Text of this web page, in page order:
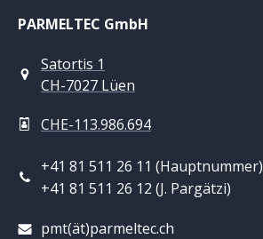
PARMELTEC GmbH
Satortis 1
CH-7027 Lüen
CHE-113.986.694
+41 81 511 26 11 (Hauptnummer)
+41 81 511 26 12 (J. Pargätzi)
pmt(ät)parmeltec.ch